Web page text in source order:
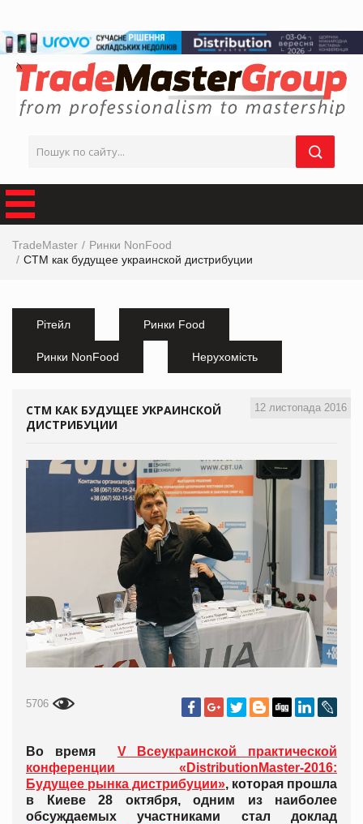
TradeMaster
Ринки NonFood
СТМ как будущее украинской дистрибуции
Рітейл Ринки Food
Ринки NonFood Нерухомість
12 листопада 2016
СТМ КАК БУДУЩЕЕ УКРАИНСКОЙ
ДИСТРИБУЦИИ
5706
Во время V Всеукраинской практической
конференции «DistributionMaster-2016:
Будущее рынка дистрибуции», которая прошла
в Киеве 28 октября, одним из наиболее
обсуждаемых участниками стал доклад